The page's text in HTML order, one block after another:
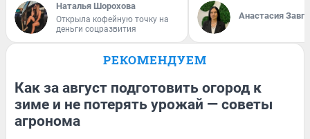
Наталья Шорохова
Открыла кофейную точку на
деньги соцразвития
Анастасия
РЕКОМЕНДУЕМ
Как за август подготовить огород к
зиме и не потерять урожай — советы
агронома